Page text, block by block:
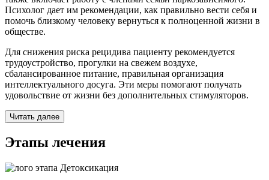
Психолог дает им рекомендации, как правильно вести себя и
помочь близкому человеку вернуться к полноценной жизни в
обществе.
Для снижения риска рецидива пациенту рекомендуется
трудоустройство, прогулки на свежем воздухе,
сбалансированное питание, правильная организация
интеллектуального досуга. Эти меры помогают получать
удовольствие от жизни без дополнительных стимуляторов.
Читать далее
Этапы лечения